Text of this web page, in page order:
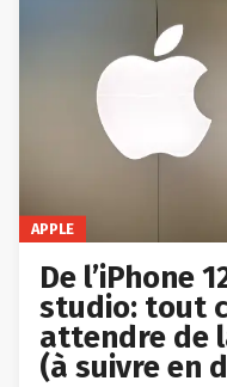
APPLE
De l’iPhone
studio: tout
attendre de
(à suivre en